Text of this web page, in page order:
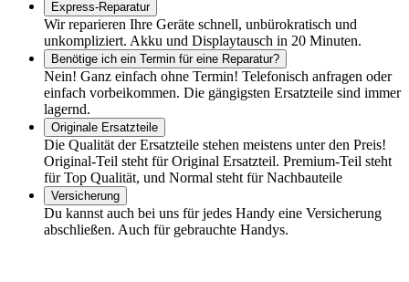
Express-Reparatur
Wir reparieren Ihre Geräte schnell, unbürokratisch und
unkompliziert. Akku und Displaytausch in 20 Minuten.
Benötige ich ein Termin für eine Reparatur?
Nein! Ganz einfach ohne Termin! Telefonisch anfragen oder
einfach vorbeikommen. Die gängigsten Ersatzteile sind immer
lagernd.
Originale Ersatzteile
Die Qualität der Ersatzteile stehen meistens unter den Preis!
Original-Teil steht für Original Ersatzteil. Premium-Teil steht
für Top Qualität, und Normal steht für Nachbauteile
Versicherung
Du kannst auch bei uns für jedes Handy eine Versicherung
abschließen. Auch für gebrauchte Handys.